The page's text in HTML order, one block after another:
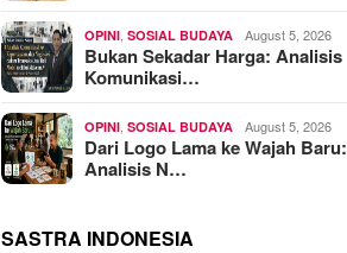
OPINI ,SOSIAL BUDAYA August 5, 2026
Bukan Sekadar Harga: Analisis
Komunikasi…
OPINI ,SOSIAL BUDAYA August 5, 2026
Dari Logo Lama ke Wajah Baru:
Analisis N…
SASTRA INDONESIA